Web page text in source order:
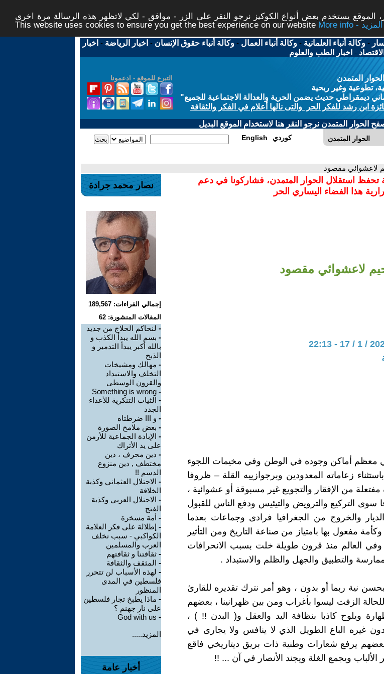
الموقع يستخدم بعض أنواع الكوكيز نرجو النقر على الزر - موافق - لكي لاتظهر هذه الرسالة مرة اخرى -
This website uses cookies to ensure you get the best experience on our website
More info - المزيد
-وكالة أنباء العلمانية -وكالة أنباء العمال -وكالة أنباء حقوق الإنسان - اخبار الرياضة - اخبار
الاقتصاد - اخبار الطب والعلوم
التبرع للموقع - ادعمونا
المتمدن
تطوعية وغير ربحية
ديمقراطي حديث يضمن الحرية والعدالة الاجتماعية للجميع"
ابن رشد للفكر الحر والتى نالها أعلام في الفكر والثقافة
الحوار المتمدن نرجو النقر هنا لاستخدام الموقع البديل
الحوار المتمدن English كوردي
لاعشوائي مقصود
تحفظ استقلال الحوار المتمدن، فشاركونا في دعم
هذا الفضاء اليساري الحر
لاعشوائي مقصود
أماكن وجوده في الوطن وفي مخيمات اللجوء
زعاماته المعدودين وبرجوازييه القلة – ظروفا
من الإفقار والتجويع غير مسبوقة أو عشوائية ،
سوى التركيع والترويض والتيئيس ودفع الناس للقبول
والخروج من الجغرافيا فرادى وجماعات بعدما
مفعول بها بامتياز من صناعة التاريخ ومن التأثير
وفي العالم منذ قرون طويلة خلت بسبب الانحرافات
والتطبيق والجهل والظلم والاستبداد .
نية ربما أو بدون ، وهو أمر نترك تقديره للقارئ
الزفت ليسوا بأغراب ومن بين ظهرانينا ، بعضهم
ويلوح كاذبا بنظافة اليد والعقل و( البدن !! ) ،
غيره الباع الطويل الذي لا ينافس ولا يجارى في
يرفع شعارات وطنية ذات بريق ديتاريخي فاقع
الألباب ويجمع الغلة ويجند الأنصار في آن ... !!
نصار محمد جرادة
إجمالي القراءات: 189,567
المقالات المنشورة: 62
- لنحاكم الحلاج من جديد
- بسم الله يبدأ الكذب و
بالله أكبر يبدأ التدمير و
الذبح
- مهالك ومشيخات
التخلف والاستبداد
والقرون الوسطى
-
Something is wrong
- الثياب التنكرية للأعداء
الجدد
- و ااا ضرطتاه
- بعض ملامح الصورة
- الإبادة الجماعية للأرمن
على يد الأتراك
- دين محرف ، دين
مختطف , دين منزوع
الدسم !!
- الاحتلال العثماني وكذبة
الخلافة
- الاحتلال العربي وكذبة
الفتح
- أمة مسخرة
- إطلالة على فكر العلامة
الكواكبي - سبب تخلف
العرب والمسلمين
- ثقافتنا و ثقافتهم
- المثقف والثقافة
- لهذه الأسباب لن تتحرر
فلسطين في المدى
المنظور
- ماذا يطبخ تجار فلسطين
على نار جهنم ؟
-
God with us
المزيد.....
أخبار عامة